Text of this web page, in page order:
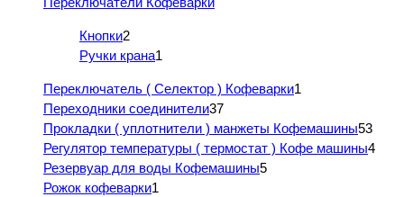
Кнопки2
Ручки крана1
Переключатель ( Селектор ) Кофеварки1
Переходники соединители37
Прокладки ( уплотнители ) манжеты Кофемашины53
Регулятор температуры ( термостат ) Кофе машины4
Резервуар для воды Кофемашины5
Рожок кофеварки1